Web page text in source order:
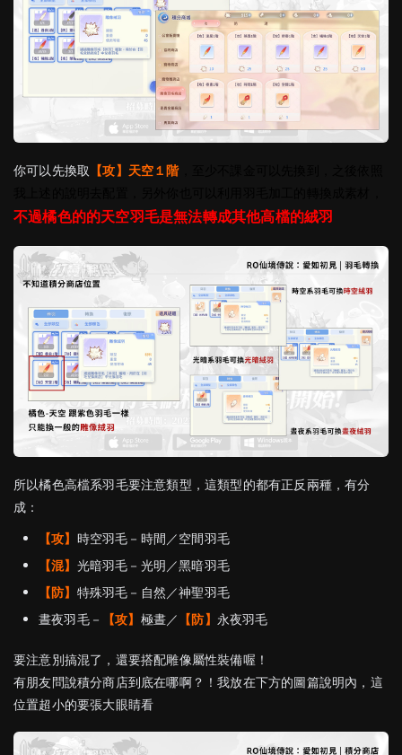
你可以先換取 【攻】天空１階，至少不課金可以先換到，之後依照
不過橘色的的天空羽毛是無法轉成其他高檔的絨羽
所以橘色高檔系羽毛要注意類型，這類型的都有正反兩種，有分
成：
【攻】 時空羽毛－時間／空間羽毛
【混】 光暗羽毛－光明／黑暗羽毛
【防】 特殊羽毛－自然／神聖羽毛
晝夜羽毛－
【攻】 極晝／ 【防】 永夜羽毛
要注意別搞混了，還要搭配雕像屬性裝備喔！
有朋友問說積分商店到底在哪啊？！我放在下方的圖篇說明內，這
位置超小的要張大眼睛看